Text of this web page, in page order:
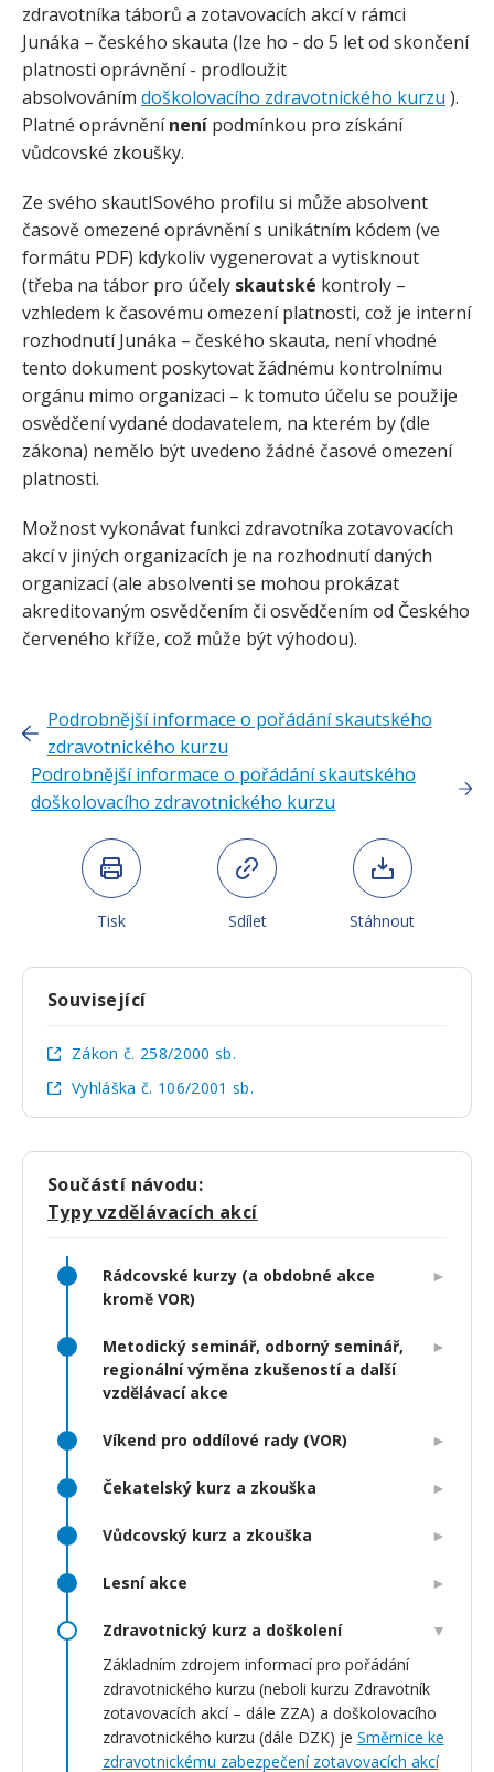
zdravotníka táborů a zotavovacích akcí v rámci
Junáka – českého skauta (lze ho - do 5 let od skončení
platnosti oprávnění - prodloužit
absolvováním doškolovacího zdravotnického kurzu ).
Platné oprávněnínení podmínkou pro získání
vůdcovské zkoušky.
Ze svého skautISového profilu si může absolvent
časově omezené oprávnění s unikátním kódem (ve
formátu PDF) kdykoliv vygenerovat a vytisknout
(třeba na tábor pro účely skautské kontroly –
vzhledem k časovému omezení platnosti, což je interní
rozhodnutí Junáka – českého skauta, není vhodné
tento dokument poskytovat žádnému kontrolnímu
orgánu mimo organizaci – k tomuto účelu se použije
osvědčení vydané dodavatelem, na kterém by (dle
zákona) nemělo být uvedeno žádné časové omezení
platnosti.
Možnost vykonávat funkci zdravotníka zotavovacích
akcí v jiných organizacích je na rozhodnutí daných
organizací (ale absolventi se mohou prokázat
akreditovaným osvědčením či osvědčením od Českého
červeného kříže, což může být výhodou).
Podrobnější informace o pořádání skautského
zdravotnického kurzu
Podrobnější informace o pořádání skautského
doškolovacího zdravotnického kurzu
Tisk Sdílet Stáhnout
Související
Zákon č. 258/2000 sb.
Vyhláška č. 106/2001 sb.
Součástí návodu:
Typy vzdělávacích akcí
Rádcovské kurzy (a obdobné akce
kromě VOR)
Metodický seminář, odborný seminář,
regionální výměna zkušeností a další
vzdělávací akce
Víkend pro oddílové rady (VOR)
Čekatelský kurz a zkouška
Vůdcovský kurz a zkouška
Lesní akce
Zdravotnický kurz a doškolení
Základním zdrojem informací pro pořádání
zdravotnického kurzu (neboli kurzu Zdravotník
zotavovacích akcí – dále ZZA) a doškolovacího
zdravotnického kurzu (dále DZK) je Směrnice ke
zdravotnickému zabezpečení zotavovacích akcí